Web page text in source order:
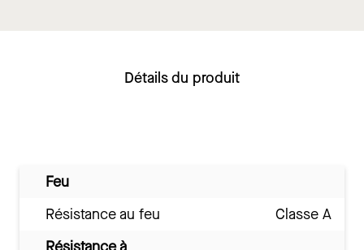
Détails du produit
Feu
Résistance au feu
Classe A